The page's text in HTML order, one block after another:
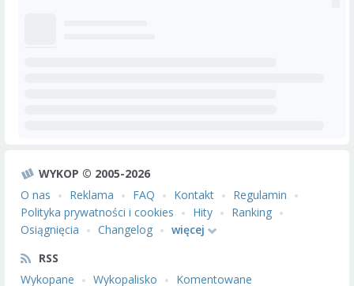
WYKOP © 2005-2026
O nas
Reklama FAQ Kontakt
Regulamin
Polityka prywatności i cookies
Hity
Ranking
Osiągnięcia
Changelog
więcej
RSS
Wykopane
Wykopalisko Komentowane